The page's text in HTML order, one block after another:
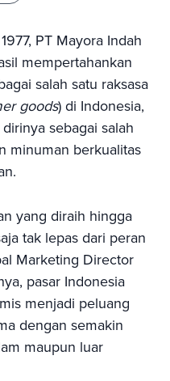
PT Mayora Indah
mempertahankan
salah satu raksasa
goods) di Indonesia,
sebagai salah
minuman berkualitas
yang diraih hingga
tak lepas dari peran
Marketing Director
pasar Indonesia
menjadi peluang
dengan semakin
maupun luar